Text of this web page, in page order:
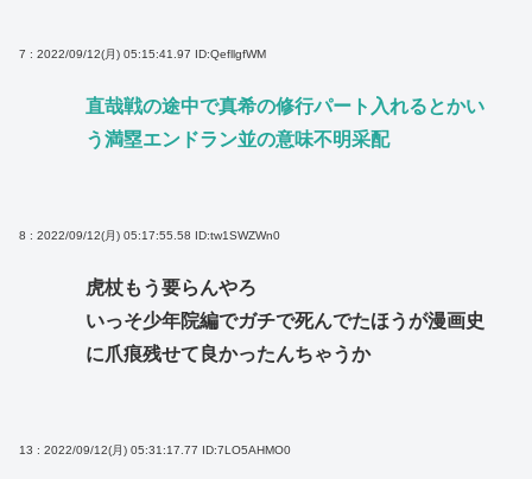
7 : 2022/09/12(月) 05:15:41.97 ID:QefllgfWM
直哉戦の途中で真希の修行パート入れるとかい
う満塁エンドラン並の意味不明采配
8 : 2022/09/12(月) 05:17:55.58 ID:tw1SWZWn0
虎杖もう要らんやろ
いっそ少年院編でガチで死んでたほうが漫画史
に爪痕残せて良かったんちゃうか
13 : 2022/09/12(月) 05:31:17.77 ID:7LO5AHMO0